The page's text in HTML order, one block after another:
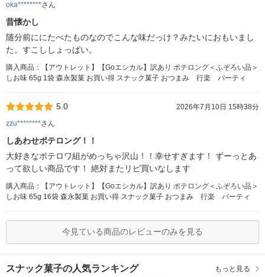
oka********さん
昔懐かし
随分前ににたべたものなのでこんな味だっけ？みたいにおもいまし
た。すこししょっぱい。
購入商品：【アウトレット】【Goエシカル】訳あり ポテロング＜ふぞろい品＞
しお味 65g 1袋 森永製菓 お買い得 スナック菓子 おつまみ 行楽 パーティ
5.0
2026年7月10日 15時38分
zzu********さん
しあわせポテロング！！
大好きなポテロワ組がめっちゃ沢山！！幸せすぎます！ ずーっとあ
って欲しい商品です！ 絶対またリピ買いなします
購入商品：【アウトレット】【Goエシカル】訳あり ポテロング＜ふぞろい品＞
しお味 65g 16袋 森永製菓 お買い得 スナック菓子 おつまみ 行楽 パーティ
今見ている商品のレビューのみを見る
スナック菓子の人気ランキング もっと見る